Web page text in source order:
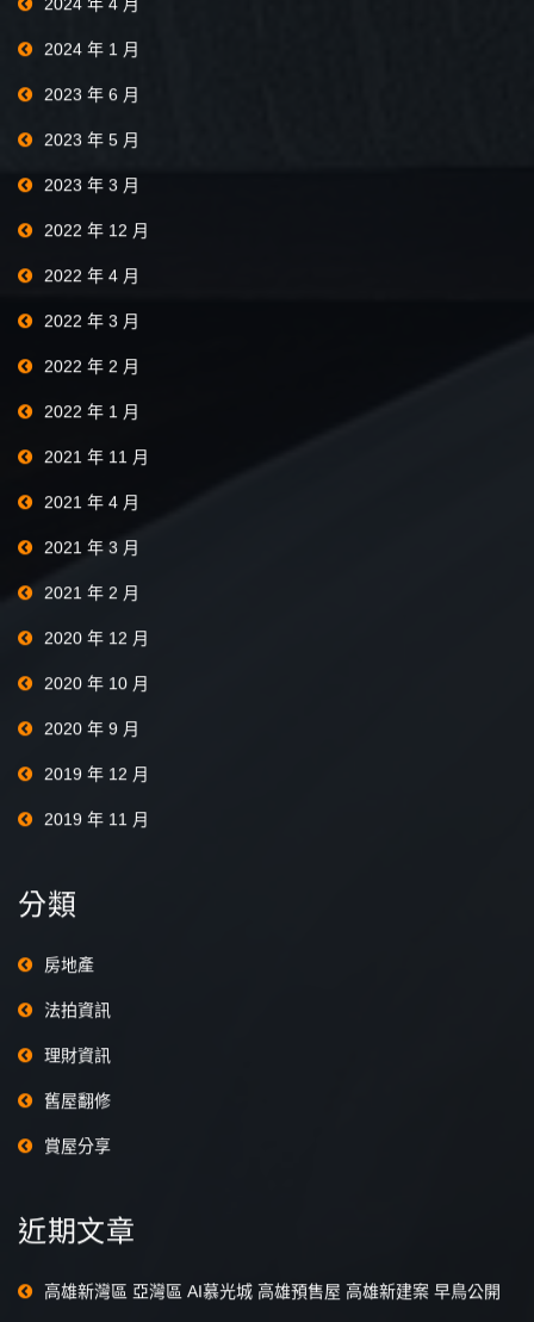
2024 年 1 月
2023 年 6 月
2023 年 5 月
2023 年 3 月
2022 年 12 月
2022 年 4 月
2022 年 3 月
2022 年 2 月
2022 年 1 月
2021 年 11 月
2021 年 4 月
2021 年 3 月
2021 年 2 月
2020 年 12 月
2020 年 10 月
2020 年 9 月
2019 年 12 月
2019 年 11 月
分類
房地產
法拍資訊
理財資訊
舊屋翻修
賞屋分享
近期文章
高雄新灣區 亞灣區 AI慕光城 高雄預售屋 高雄新建案 早鳥公開